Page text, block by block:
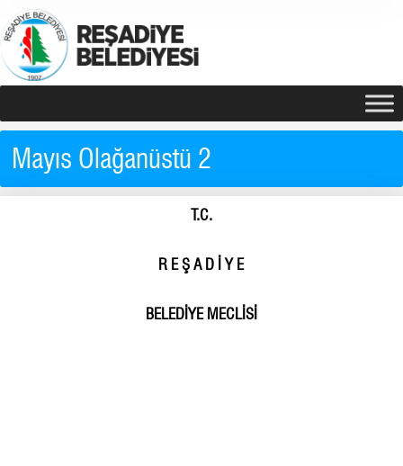
Mayıs Olağanüstü 2
T.C.
R E Ş A D İ Y E
BELEDİYE MECLİSİ